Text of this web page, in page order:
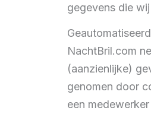
gegevens die
NachtBril.com
(aanzienlijke)
genomen door
een